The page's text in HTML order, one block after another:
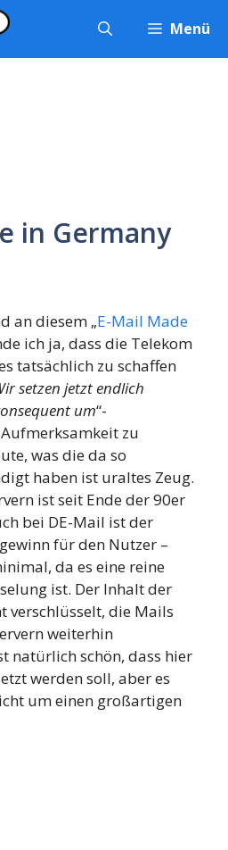
Menü
in Germany
an diesem „E-Mail Made
ich ja, dass die Telekom
tatsächlich zu schaffen
setzen jetzt endlich
um“-
zu
was die da so
haben ist uraltes Zeug.
ist seit Ende der 90er
bei DE-Mail ist der
für den Nutzer –
da es eine reine
ist. Der Inhalt der
verschlüsselt, die Mails
weiterhin
natürlich schön, dass hier
werden soll, aber es
um einen großartigen